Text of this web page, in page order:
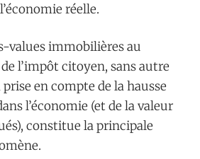
réelle.
values immobilières au
l’impôt citoyen, sans autre
en compte de la hausse
l’économie (et de la valeur
constitue la principale